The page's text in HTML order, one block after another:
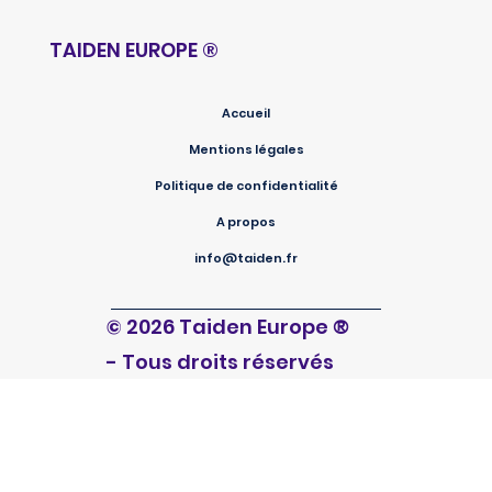
TAIDEN EUROPE ®
Accueil
Mentions légales
Politique de confidentialité
A propos
info@taiden.fr
© 2026 Taiden Europe®
- Tous droits réservés